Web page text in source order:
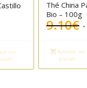
les
Thé China
Bio – 100g
9.10€
Ajouter au
panier